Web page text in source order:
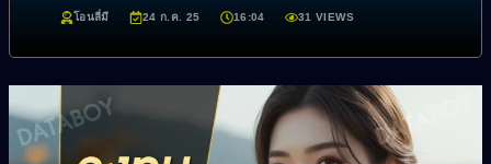
โอนลี่มี 24 ก.ค. 25 16:04 31 VIEWS